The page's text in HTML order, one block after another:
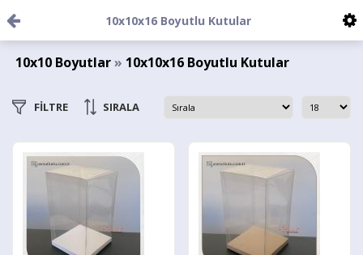
10x10x16 Boyutlu Kutular
10x10 Boyutlar» 10x10x16 Boyutlu Kutular
FİLTRE SIRALA